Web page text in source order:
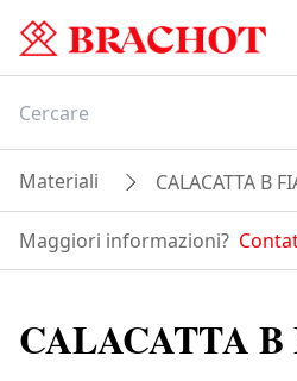
Materiali CALACATTA B
Maggiori informazioni?
CALACATTA